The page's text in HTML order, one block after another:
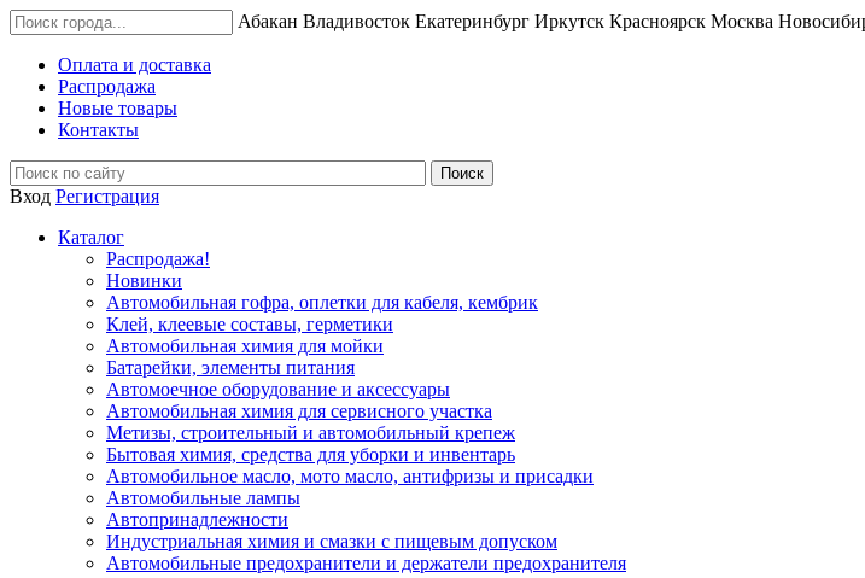
Абакан Владивосток Екатеринбург Иркутск Красноярск Москва
Оплата и доставка
Распродажа
Новые товары
Контакты
Вход Регистрация
Каталог
Распродажа!
Новинки
Автомобильная гофра, оплетки для кабеля, кембрик
Клей, клеевые составы, герметики
Автомобильная химия для мойки
Батарейки, элементы питания
Автомоечное оборудование и аксессуары
Автомобильная химия для сервисного участка
Метизы, строительный и автомобильный крепеж
Бытовая химия, средства для уборки и инвентарь
Автомобильное масло, мото масло, антифризы и присадки
Автомобильные лампы
Автопринадлежности
Индустриальная химия и смазки с пищевым допуском
Автомобильные предохранители и держатели предохранителя